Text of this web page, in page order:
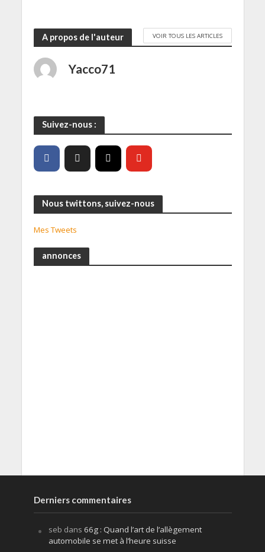
A propos de l'auteur VOIR TOUS LES ARTICLES
Yacco71
Suivez-nous :
Nous twittons, suivez-nous
Mes Tweets
annonces
Derniers commentaires
seb dans 66g : Quand l’art de l’allègement
automobile se met à l’heure suisse